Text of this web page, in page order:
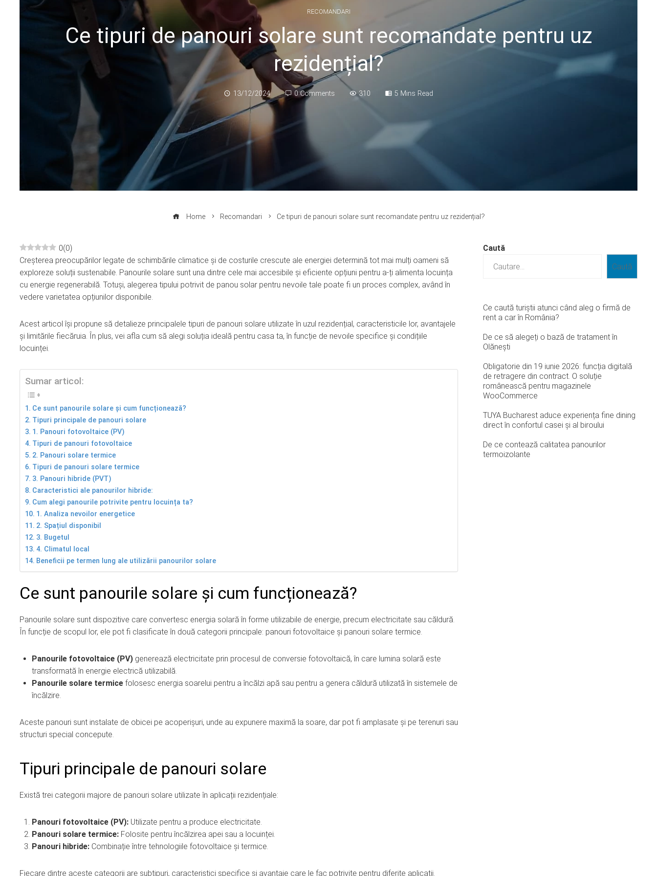
RECOMANDARI
Ce tipuri de panouri solare sunt recomandate pentru uz
rezidențial?
13/12/2024 0 Comments 310 5 Mins Read
Home Recomandari Ce tipuri de panouri solare sunt recomandate pentru uz rezidențial?
0(0)
Creșterea preocupărilor legate de schimbările climatice și de costurile crescute ale energiei determină tot mai mulți oameni să
exploreze soluții sustenabile. Panourile solare sunt una dintre cele mai accesibile și eficiente opțiuni pentru a-ți alimenta locuința
cu energie regenerabilă. Totuși, alegerea tipului potrivit de panou solar pentru nevoile tale poate fi un proces complex, având în
vedere varietatea opțiunilor disponibile.
Acest articol își propune să detalieze principalele tipuri de panouri solare utilizate în uzul rezidențial, caracteristicile lor, avantajele
și limitările fiecăruia. În plus, vei afla cum să alegi soluția ideală pentru casa ta, în funcție de nevoile specifice și condițiile
locuinței.
Sumar articol:
Ce sunt panourile solare și cum funcționează?
Tipuri principale de panouri solare
1. Panouri fotovoltaice (PV)
Tipuri de panouri fotovoltaice
2. Panouri solare termice
Tipuri de panouri solare termice
3. Panouri hibride (PVT)
Caracteristici ale panourilor hibride:
Cum alegi panourile potrivite pentru locuința ta?
1. Analiza nevoilor energetice
2. Spațiul disponibil
3. Bugetul
4. Climatul local
Beneficii pe termen lung ale utilizării panourilor solare
Ce sunt panourile solare și cum funcționează?
Panourile solare sunt dispozitive care convertesc energia solară în forme utilizabile de energie, precum electricitate sau căldură.
În funcție de scopul lor, ele pot fi clasificate în două categorii principale: panouri fotovoltaice și panouri solare termice.
Panourile fotovoltaice (PV) generează electricitate prin procesul de conversie fotovoltaică, în care lumina solară este
transformată în energie electrică utilizabilă.
Panourile solare termice folosesc energia soarelui pentru a încălzi apă sau pentru a genera căldură utilizată în sistemele de
încălzire.
Aceste panouri sunt instalate de obicei pe acoperișuri, unde au expunere maximă la soare, dar pot fi amplasate și pe terenuri sau
structuri special concepute.
Tipuri principale de panouri solare
Există trei categorii majore de panouri solare utilizate în aplicații rezidențiale:
Panouri fotovoltaice (PV): Utilizate pentru a produce electricitate.
Panouri solare termice: Folosite pentru încălzirea apei sau a locuinței.
Panouri hibride: Combinație între tehnologiile fotovoltaice și termice.
Fiecare dintre aceste categorii are subtipuri, caracteristici specifice și avantaje care le fac potrivite pentru diferite aplicații.
Caută
Caută
Ce caută turiștii atunci când aleg o firmă de
rent a car în România?
De ce să alegeți o bază de tratament în
Olănești
Obligatorie din 19 iunie 2026: funcția digitală
de retragere din contract. O soluție
românească pentru magazinele
WooCommerce
TUYA Bucharest aduce experiența fine dining
direct în confortul casei și al biroului
De ce contează calitatea panourilor
termoizolante